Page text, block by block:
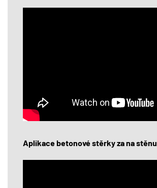
Aplikace betonové stěrky za na stěnu